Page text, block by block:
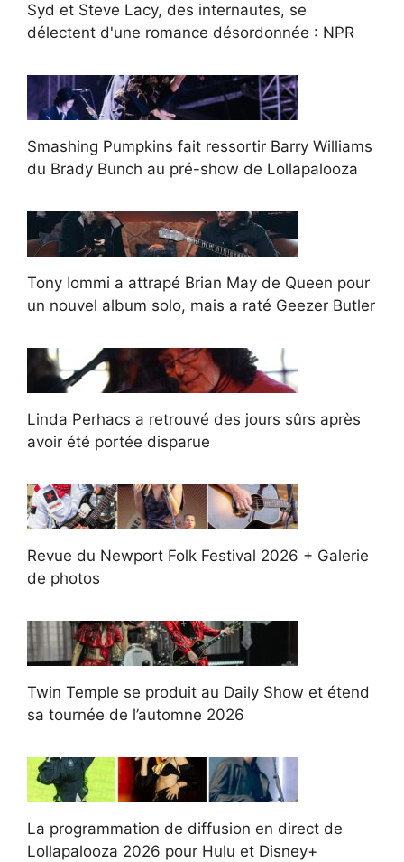
Syd et Steve Lacy, des internautes, se
délectent d'une romance désordonnée : NPR
Smashing Pumpkins fait ressortir Barry Williams
du Brady Bunch au pré-show de Lollapalooza
Tony Iommi a attrapé Brian May de Queen pour
un nouvel album solo, mais a raté Geezer Butler
Linda Perhacs a retrouvé des jours sûrs après
avoir été portée disparue
Revue du Newport Folk Festival 2026 + Galerie
de photos
Twin Temple se produit au Daily Show et étend
sa tournée de l’automne 2026
La programmation de diffusion en direct de
Lollapalooza 2026 pour Hulu et Disney+